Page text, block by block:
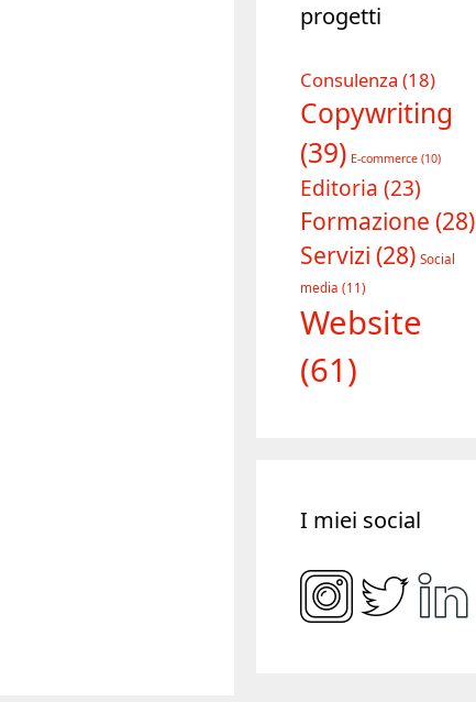
progetti
Consulenza (18)
Copywriting
(39) E-commerce (10)
Editoria (23)
Formazione (28)
Servizi (28) Social
media (11)
Website
(61)
I miei social